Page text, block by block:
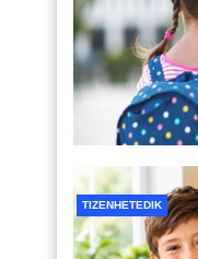
TIZENHETEDIK